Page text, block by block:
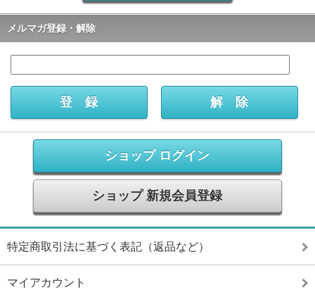
メルマガ登録・解除
ショップ ログイン
ショップ 新規会員登録
特定商取引法に基づく表記（返品など）
マイアカウント